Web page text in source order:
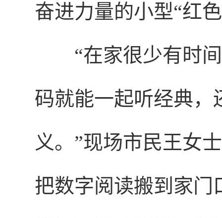
奋进力量的小型“红
“在家很少有时
码就能一起听经典，
义。”现场市民王女
把数字阅读搬到家门